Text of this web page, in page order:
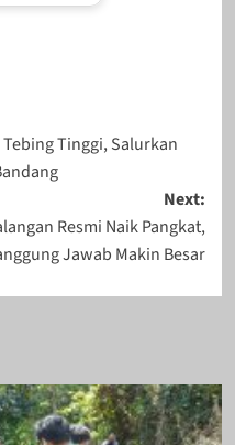
Tinggi, Salurkan
Next:
Resmi Naik Pangkat,
Jawab Makin Besar